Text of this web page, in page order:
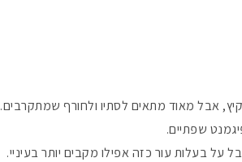
אבל מאוד מתאים לסתיו ולחורף שמתקרבים.
שפתיים.
על בעלות עור כזה אפילו מקבים יותר בעיניי.